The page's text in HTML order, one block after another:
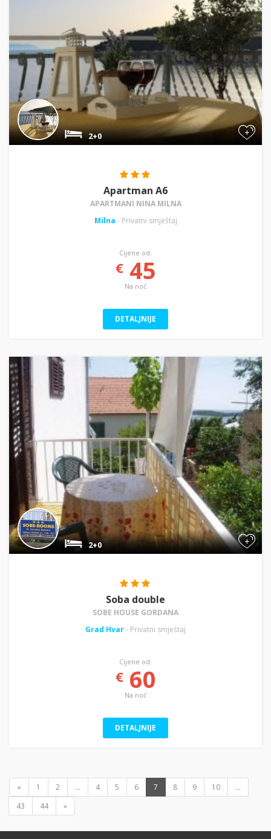
+
2+0
Apartman A6
APARTMANI NINA MILNA
Milna - Privatni smještaj
Cijene od:
€45
Na noć
DETALJNIJE
+
2+0
Soba double
SOBE HOUSE GORDANA
Grad Hvar- Privatni smještaj
Cijene od:
€60
Na noć
DETALJNIJE
« 1 2 ... 4 5 6 7 8 9 10
...
43
44 »